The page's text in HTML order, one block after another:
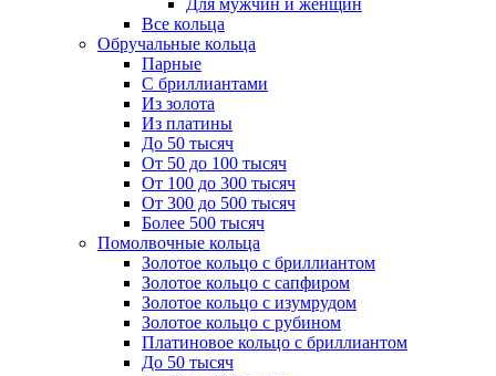
Для мужчин и женщин
Все кольца
Обручальные кольца
Парные
С бриллиантами
Из золота
Из платины
До 50 тысяч
От 50 до 100 тысяч
От 100 до 300 тысяч
От 300 до 500 тысяч
Более 500 тысяч
Помолвочные кольца
Золотое кольцо с бриллиантом
Золотое кольцо с сапфиром
Золотое кольцо с изумрудом
Золотое кольцо с рубином
Платиновое кольцо с бриллиантом
До 50 тысяч